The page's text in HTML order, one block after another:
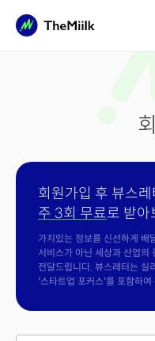
회원가입 후 뷰스레
주 3회 무료로 받아
가치있는 정보를 신선하게 배
서비스가 아닌 세상과 산업
전달드립니다. 뷰스레터는 실
'스타트업 포커스'를 포함하